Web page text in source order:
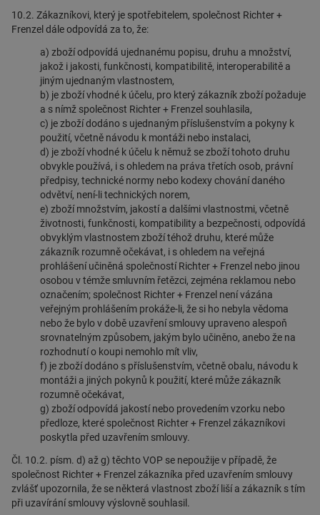
10.2. Zákazníkovi, který je spotřebitelem, společnost Richter +
Frenzel dále odpovídá za to, že:
a) zboží odpovídá ujednanému popisu, druhu a množství,
jakož i jakosti, funkčnosti, kompatibilitě, interoperabilitě a
jiným ujednaným vlastnostem,
b) je zboží vhodné k účelu, pro který zákazník zboží požaduje
a s nímž společnost Richter + Frenzel souhlasila,
c) je zboží dodáno s ujednaným příslušenstvím a pokyny k
použití, včetně návodu k montáži nebo instalaci,
d) je zboží vhodné k účelu k němuž se zboží tohoto druhu
obvykle používá, i s ohledem na práva třetích osob, právní
předpisy, technické normy nebo kodexy chování daného
odvětví, není-li technických norem,
e) zboží množstvím, jakostí a dalšími vlastnostmi, včetně
životnosti, funkčnosti, kompatibility a bezpečnosti, odpovídá
obvyklým vlastnostem zboží téhož druhu, které může
zákazník rozumně očekávat, i s ohledem na veřejná
prohlášení učiněná společností Richter + Frenzel nebo jinou
osobou v témže smluvním řetězci, zejména reklamou nebo
označením; společnost Richter + Frenzel není vázána
veřejným prohlášením prokáže-li, že si ho nebyla vědoma
nebo že bylo v době uzavření smlouvy upraveno alespoň
srovnatelným způsobem, jakým bylo učiněno, anebo že na
rozhodnutí o koupi nemohlo mít vliv,
f) je zboží dodáno s příslušenstvím, včetně obalu, návodu k
montáži a jiných pokynů k použití, které může zákazník
rozumně očekávat,
g) zboží odpovídá jakostí nebo provedením vzorku nebo
předloze, které společnost Richter + Frenzel zákazníkovi
poskytla před uzavřením smlouvy.
Čl. 10.2. písm. d) až g) těchto VOP se nepoužije v případě, že
společnost Richter + Frenzel zákazníka před uzavřením smlouvy
zvlášť upozornila, že se některá vlastnost zboží liší a zákazník s tím
při uzavírání smlouvy výslovně souhlasil.